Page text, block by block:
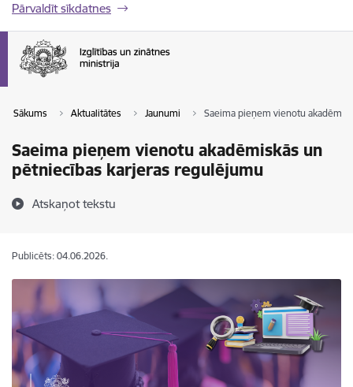
Pārvaldīt sīkdatnes
Sākums Aktualitātes Jaunumi Saeima pieņem vienotu
Saeima pieņem vienotu akadēmiskās un
pētniecības karjeras regulējumu
Atskaņot tekstu
Publicēts: 04.06.2026.